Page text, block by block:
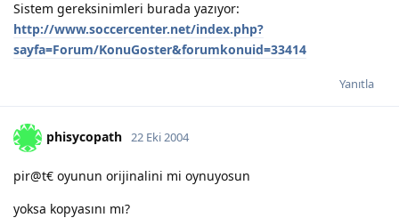
Sistem gereksinimleri burada yazıyor:
http://www.soccercenter.net/index.php?
sayfa=Forum/KonuGoster&forumkonuid=33414
Yanıtla
phisycopath 22 Eki 2004
pir@t€ oyunun orijinalini mi oynuyosun
yoksa kopyasını mı?